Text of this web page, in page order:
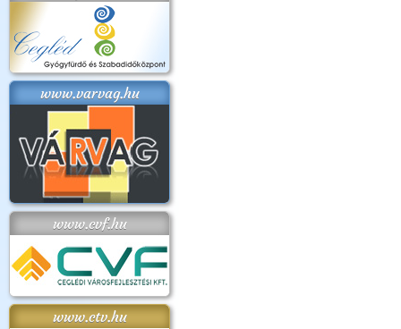
www.varvag.hu
www.cvf.hu
www.ctv.hu